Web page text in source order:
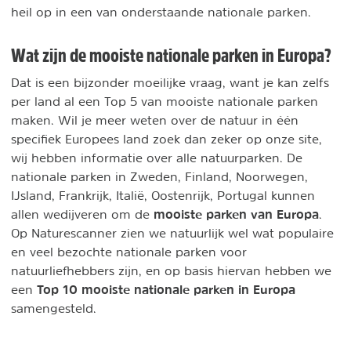
heil op in een van onderstaande nationale parken.
Wat zijn de mooiste nationale parken in Europa?
Dat is een bijzonder moeilijke vraag, want je kan zelfs
per land al een Top 5 van mooiste nationale parken
maken. Wil je meer weten over de natuur in één
specifiek Europees land zoek dan zeker op onze site,
wij hebben informatie over alle natuurparken. De
nationale parken in Zweden, Finland, Noorwegen,
IJsland, Frankrijk, Italië, Oostenrijk, Portugal kunnen
allen wedijveren om de mooiste parken van Europa
Op Naturescanner zien we natuurlijk wel wat populaire
en veel bezochte nationale parken voor
natuurliefhebbers zijn, en op basis hiervan hebben we
een Top 10 mooiste nationale parken in Europa
samengesteld.